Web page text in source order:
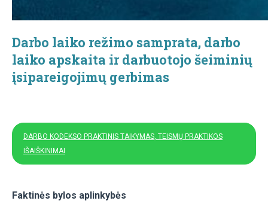
Darbo laiko režimo samprata, darbo
laiko apskaita ir darbuotojo šeiminių
įsipareigojimų gerbimas
DARBO KODEKSO PRAKTINIS TAIKYMAS, TEISMŲ PRAKTIKOS
IŠAIŠKINIMAI
Faktinės bylos aplinkybės